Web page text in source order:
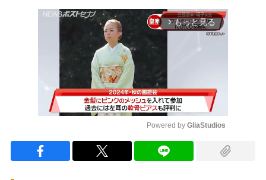
arrow_forward_ios もっと見る
Powered by GliaStudios